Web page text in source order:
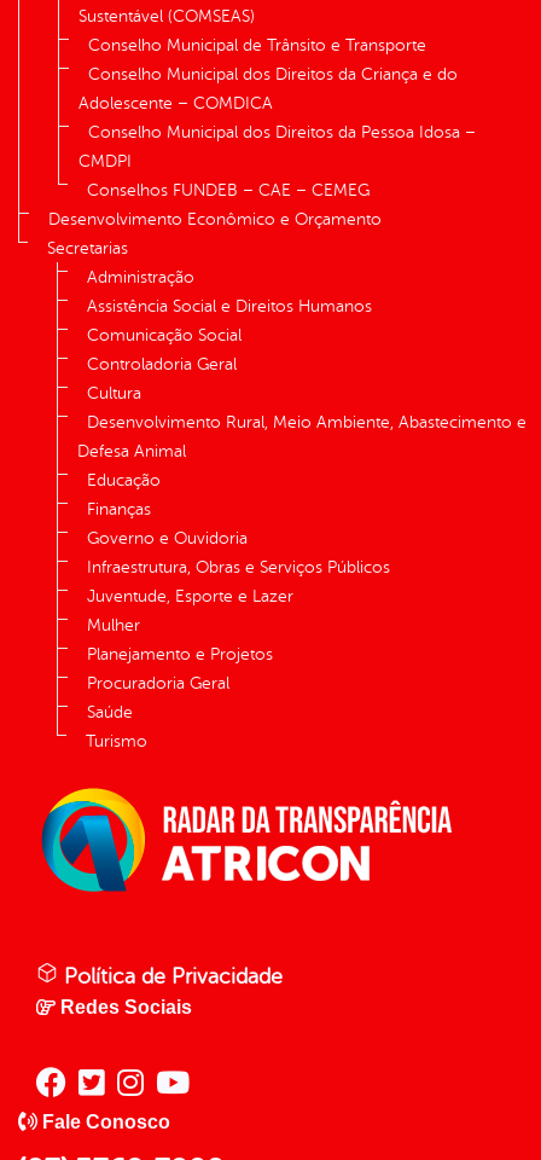
Sustentável (COMSEAS)
Conselho Municipal de Trânsito e Transporte
Conselho Municipal dos Direitos da Criança e do
Adolescente – COMDICA
Conselho Municipal dos Direitos da Pessoa Idosa –
CMDPI
Conselhos FUNDEB – CAE – CEMEG
Desenvolvimento Econômico e Orçamento
Secretarias
Administração
Assistência Social e Direitos Humanos
Comunicação Social
Controladoria Geral
Cultura
Desenvolvimento Rural, Meio Ambiente, Abastecimento e
Defesa Animal
Educação
Finanças
Governo e Ouvidoria
Infraestrutura, Obras e Serviços Públicos
Juventude, Esporte e Lazer
Mulher
Planejamento e Projetos
Procuradoria Geral
Saúde
Turismo
Política de Privacidade
Redes Sociais
Fale Conosco